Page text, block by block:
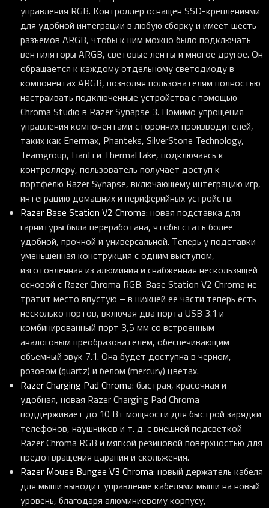
управления RGB. Контроллер оснащен SSD-креплениями
для удобной интеграции в любую сборку и имеет шесть
разъемов ARGB, чтобы к ним можно было подключать
вентиляторы ARGB, световые ленты и многое другое. Он
обращается к каждому отдельному светодиоду в
компонентах ARGB, позволяя пользователям полностью
настраивать подключенные устройства с помощью
Chroma Studio в Razer Synapse 3. Помимо упрощения
управления компонентами сторонних производителей,
таких как Enermax, Phanteks, SilverStone Technology,
Teamgroup, LianLi и ThermalTake, подключаясь к
контроллеру, пользователь получает доступ к
портфелю Razer Synapse, включающему интеграцию игр,
интеграцию домашних и периферийных устройств.
Razer Base Station V2 Chroma: новая подставка для
гарнитуры была переработана, чтобы стать более
удобной, прочной и универсальной. Теперь у подставки
уменьшенная конструкция с одним выступом,
изготовленная из алюминия и снабженная нескользящей
основой с Razer Chroma RGB. Base Station V2 Chroma не
тратит место впустую – в нижней ее части теперь есть
несколько портов, включая два порта USB 3.1 и
комбинированный порт 3,5 мм со встроенным
аналоговым преобразователем, обеспечивающим
объемный звук 7.1. Она будет доступна в черном,
розовом (quartz) и белом (mercury) цветах.
Razer Charging Pad Chroma: быстрая, красочная и
удобная, новая Razer Charging Pad Chroma
поддерживает до 10 Вт мощности для быстрой зарядки
телефонов, наушников и т. д. с внешней подсветкой
Razer Chroma RGB и мягкой резиновой поверхностью для
предотвращения царапин и скольжения.
Razer Mouse Bungee V3 Chroma: новый держатель кабеля
для мыши выводит управление кабелями мыши на новый
уровень, благодаря алюминиевому корпусу,